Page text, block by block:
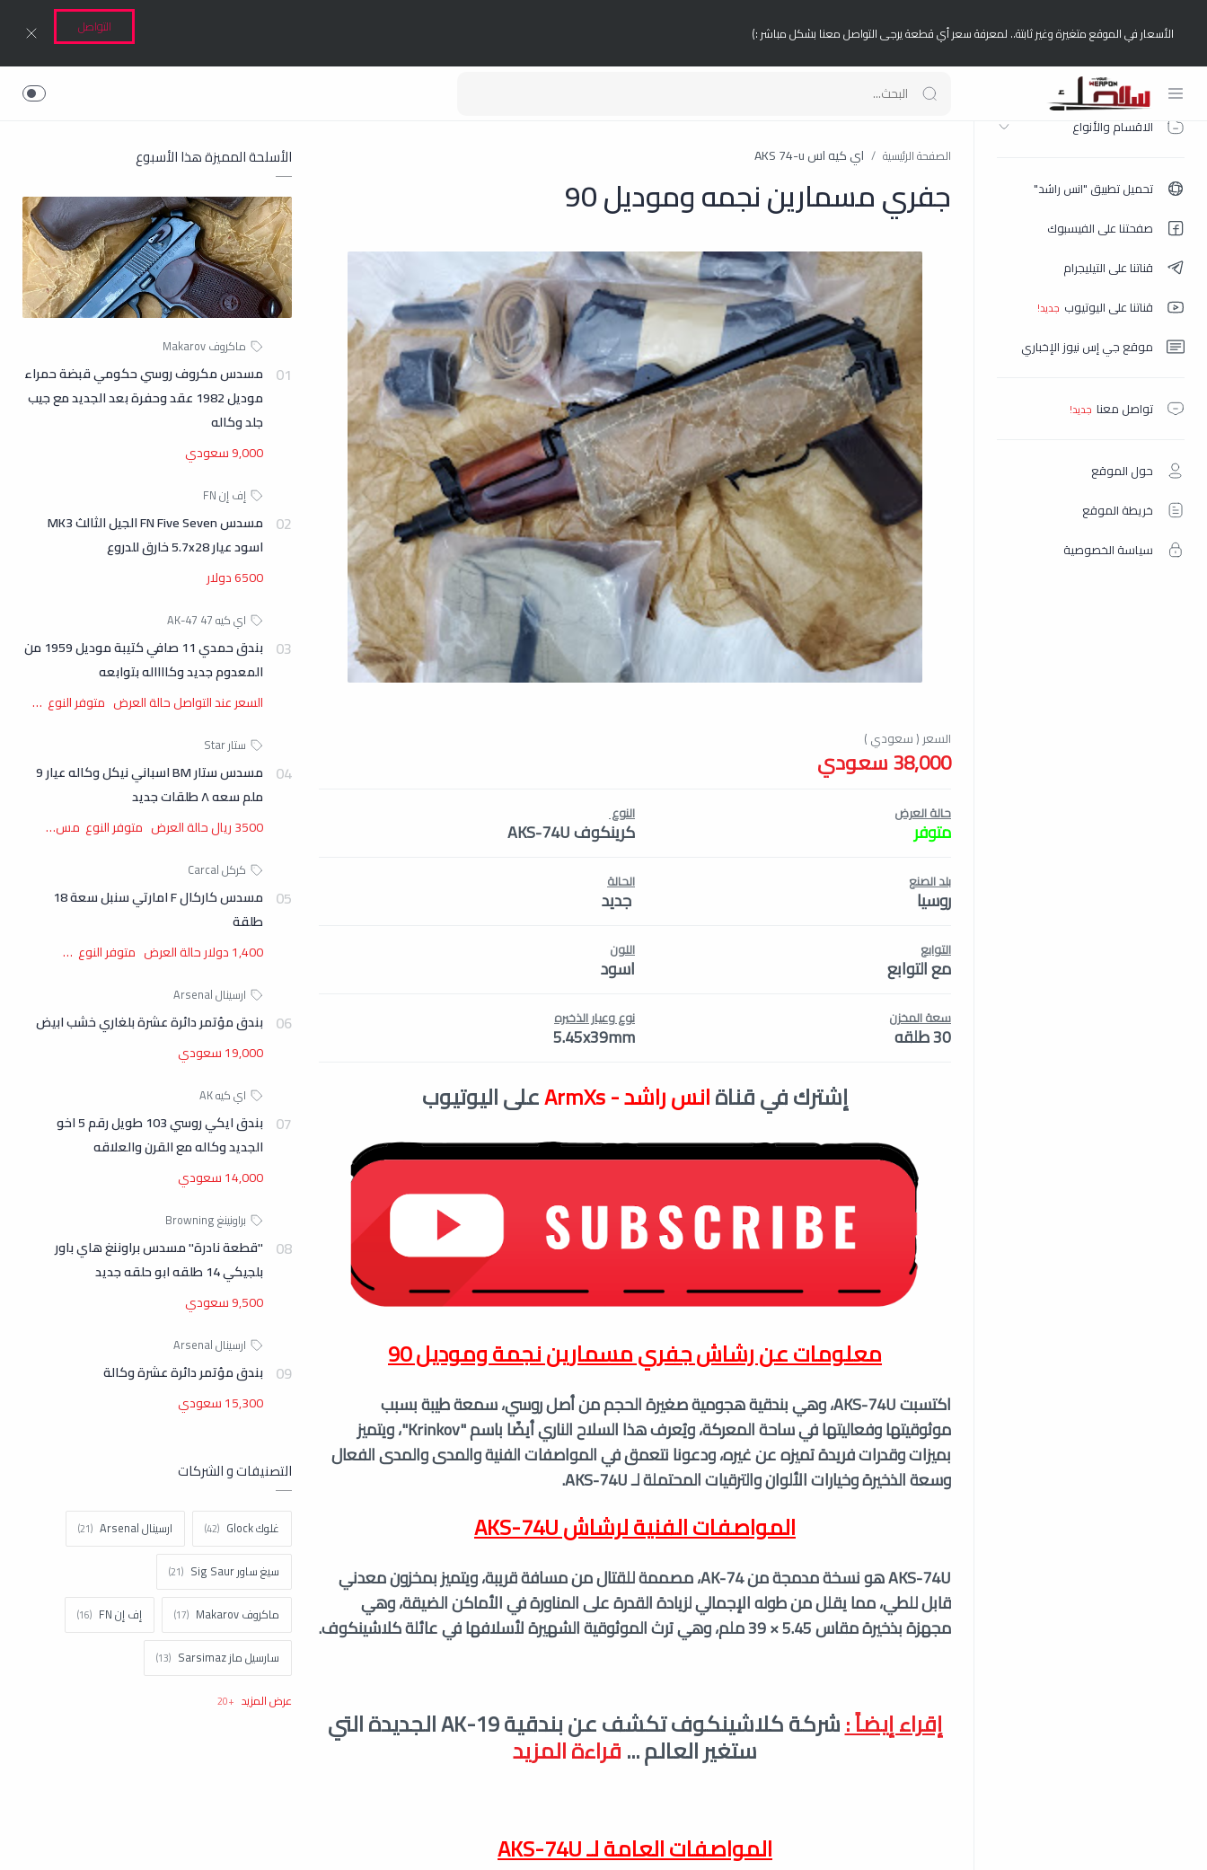
الأسعار في الموقع متغيرة وغير ثابتة.. لمعرفة سعر أي قطعة يرجى التواصل معنا بشكل مباشر :) التواصل
الصفحة الرئيسية
الاقسام والأنواع
تحميل تطبيق "انس راشد"
صفحتنا على الفيسبوك
قناتنا على التيليجرام
قناتنا على اليوتيوب
موقع جي إس نيوز الإخباري
تواصل معنا
حول الموقع
خريطة الموقع
سياسة الخصوصية
الصفحة الرئيسية اي كيه اس AKS 74-u
جفري مسمارين نجمه وموديل 90
38,000 سعودي
حالة العرض
متوفر
النوع
كرينكوف AKS-74U
بلد الصنع
روسيا
الحالة
جديد
التوابع
مع التوابع
اللون
اسود
سعة المخزن
30 طلقه
نوع وعيار الذخيره
5.45x39mm
إشترك في قناةانس راشد - ArmXs على اليوتيوب
معلومات عن رشاشجفري مسمارين نجمة وموديل 90
اكتسبت AKS-74U، وهي بندقية هجومية صغيرة الحجم من أصل روسي، سمعة طيبة بسبب
موثوقيتها وفعاليتها في ساحة المعركة، ويُعرف هذا السلاح الناري أيضًا باسم "Krinkov"، ويتميز
بميزات وقدرات فريدة تميزه عن غيره، ودعونا نتعمق في المواصفات الفنية والمدى والمدى الفعال
وسعة الذخيرة وخيارات الألوان والترقيات المحتملة لـ AKS-74U.
المواصفات الفنية لرشاشAKS-74U
AKS-74U هو نسخة مدمجة من AK-74، مصممة للقتال من مسافة قريبة، ويتميز بمخزون معدني
قابل للطي، مما يقلل من طوله الإجمالي لزيادة القدرة على المناورة في الأماكن الضيقة، وهي
مجهزة بذخيرة مقاس 5.45 × 39 ملم، وهي ترث الموثوقية الشهيرة لأسلافها في عائلة كلاشينكوف.
إقراء إيضاً : شركة كلاشينكوف تكشف عن بندقية AK-19 الجديدة التي
ستغير العالم...قراءة المزيد
المواصفات العامة لـAKS-74U
الأسلحة المميزة هذا الأسبوع
مسدس مكروف روسي حكومي قبضة حمراء
موديل 1982 عقد وحفرة بعد الجديد مع جيب
جلد وكاله
9,000 سعودي
مسدس FN Five Seven الجيل الثالث MK3
اسود عيار 5.7x28 خارق للدروع
6500 دولار
بندق حمدي 11 صافي كتيبة موديل 1959 من
المعدوم جديد وكااااله بتوابعه
السعر عند التواصل حالة العرض متوفر النوع …
مسدس ستار BM اسباني نيكل وكاله عيار 9
ملم سعه ٨ طلقات جديد
3500 ريال حالة العرض متوفر النوع مس…
مسدس كاركال F امارتي سنبل سعة 18
طلقة
1,400 دولار حالة العرض متوفر النوع …
بندق مؤتمر دائرة عشرة بلغاري خشب ابيض
19,000 سعودي
بندق ايكي روسي 103 طويل رقم 5 اخو
الجديد وكاله مع القرن والعلاقه
14,000 سعودي
"قطعة نادرة" مسدس براوننغ هاي باور
بلجيكي 14 طلقه ابو حلقه جديد
9,500 سعودي
بندق مؤتمر دائرة عشرة وكالة
15,300 سعودي
التصنيفات و الشركات
غلوك Glock ارسينال Arsenal
سيغ ساور Sig Saur
ماكروف Makarov إف إن FN
سارسيل ماز Sarsimaz
كولت Colt